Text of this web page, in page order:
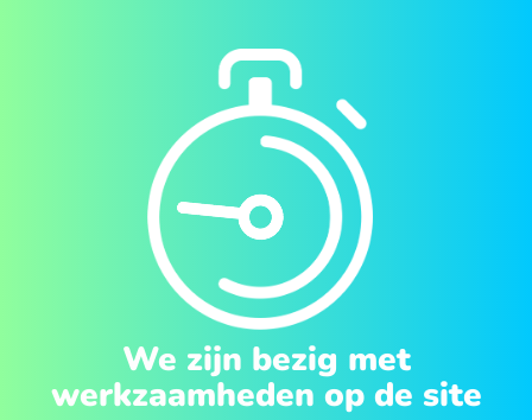
We zijn bezig met
werkzaamheden op de site